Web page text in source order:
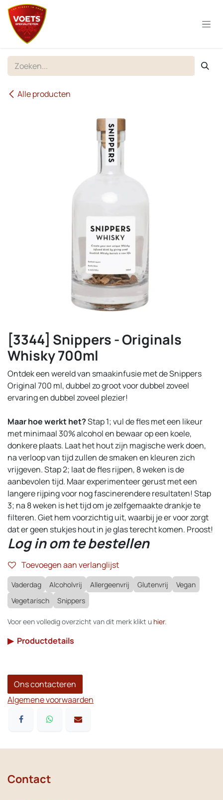
Overslaan naar inhoud
Alle producten
[3344] Snippers - Originals
Whisky 700ml
Ontdek een wereld van smaakinfusie met de Snippers
Original 700 ml, dubbel zo groot voor dubbel zoveel
ervaring en dubbel zoveel plezier!
Maar hoe werkt het?Stap 1; vul de fles met een likeur
met minimaal 30% alcohol en bewaar op een koele,
donkere plaats. Laat het hout zijn magische werk doen,
na verloop van tijd zullen de smaken en kleuren zich
vrijgeven. Stap 2; laat de fles rijpen, 8 weken is de
aanbevolen tijd. Maar experimenteer gerust met een
langere rijping voor nog fascinerendere resultaten! Stap
3; na 8 weken is het tijd om je zelfgemaakte drankje te
filteren. Giet hem voorzichtig uit, waarbij je er voor zorgt
dat er geen stukjes hout in je glas terecht komen. Proost!
Log in om te bestellen
Toevoegen aan verlanglijst
Vaderdag Alcoholvrij Allergeenvrij Glutenvrij
Vegan
Vegetarisch
Snippers
Voor een volledig overzicht van dit merk klikt u hier.
▶ Productdetails
Ons contacteren
Algemene voorwaarden
Contact